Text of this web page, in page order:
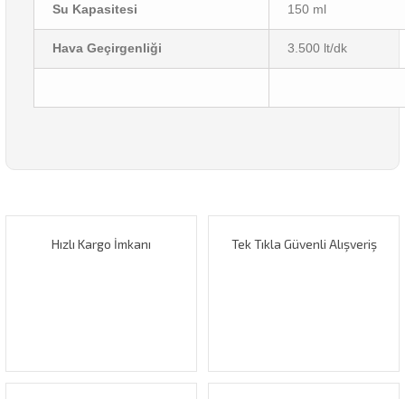
Su Kapasitesi 150 ml
Hava Geçirgenliği 3.500 lt/dk
Görüş ve önerileriniz için teşekkür ederiz.
Hızlı Kargo İmkanı Tek Tıkla Güvenli Alışveriş